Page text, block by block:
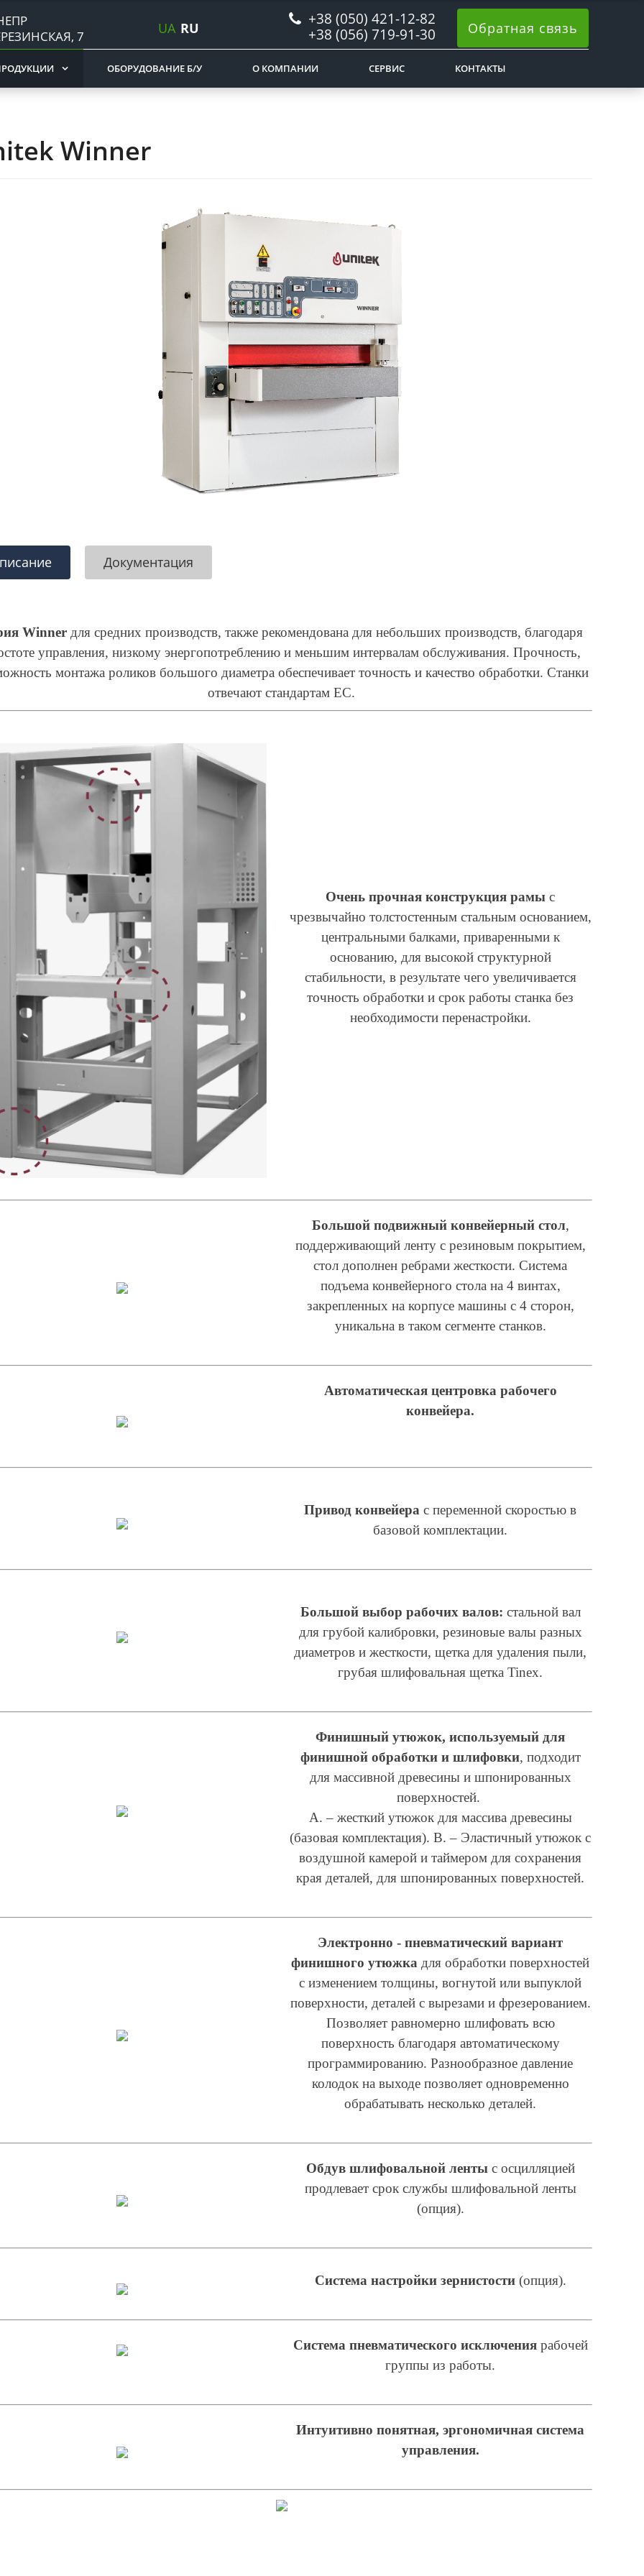
7
+38 (050) 421-12-82
+38 (056) 719-91-30
UA RU Обратная связь
ОБОРУДОВАНИЕ Б/У О КОМПАНИИ СЕРВИС КОНТАКТЫ
Winner
Документация
Winner для средних производств, также рекомендована для небольших производств, благодаря
управления, низкому энергопотреблению и меньшим интервалам обслуживания. Прочность,
монтажа роликов большого диаметра обеспечивает точность и качество обработки. Станки
отвечают стандартам ЕС.
Очень прочная конструкция рамы с
чрезвычайно толстостенным стальным основанием,
центральными балками, приваренными к
основанию, для высокой структурной
стабильности, в результате чего увеличивается
точность обработки и срок работы станка без
необходимости перенастройки.
Большой подвижный конвейерный стол,
поддерживающий ленту с резиновым покрытием,
стол дополнен ребрами жесткости. Система
подъема конвейерного стола на 4 винтах,
закрепленных на корпусе машины с 4 сторон,
уникальна в таком сегменте станков.
Автоматическая центровка рабочего
конвейера.
Привод конвейера с переменной скоростью в
базовой комплектации.
Большой выбор рабочих валов: стальной вал
для грубой калибровки, резиновые валы разных
диаметров и жесткости, щетка для удаления пыли,
грубая шлифовальная щетка Tinex.
Финишный утюжок, используемый для
финишной обработки и шлифовки, подходит
для массивной древесины и шпонированных
поверхностей.
A. – жесткий утюжок для массива древесины
(базовая комплектация). B. – Эластичный утюжок с
воздушной камерой и таймером для сохранения
края деталей, для шпонированных поверхностей.
Электронно - пневматический вариант
финишного утюжка для обработки поверхностей
с изменением толщины, вогнутой или выпуклой
поверхности, деталей с вырезами и фрезерованием.
Позволяет равномерно шлифовать всю
поверхность благодаря автоматическому
программированию. Разнообразное давление
колодок на выходе позволяет одновременно
обрабатывать несколько деталей.
Обдув шлифовальной лентыс осцилляцией
продлевает срок службы шлифовальной ленты
(опция).
Система настройки зернистости(опция).
Система пневматического исключениярабочей
группы из работы.
Интуитивно понятная, эргономичная система
управления.